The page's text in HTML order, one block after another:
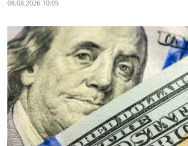
08.08.2026 10:05